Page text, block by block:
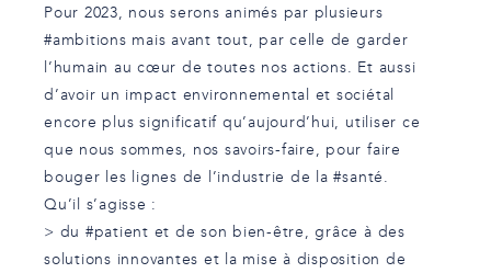
Pour 2023, nous serons animés par plusieurs
#ambitions mais avant tout, par celle de garder
l’humain au cœur de toutes nos actions. Et aussi
d’avoir un impact environnemental et sociétal
encore plus significatif qu’aujourd’hui, utiliser ce
que nous sommes, nos savoirs-faire, pour faire
bouger les lignes de l’industrie de la#santé .
Qu’il s’agisse :
> du #patient et de son bien-être, grâce à des
solutions innovantes et la mise à disposition de